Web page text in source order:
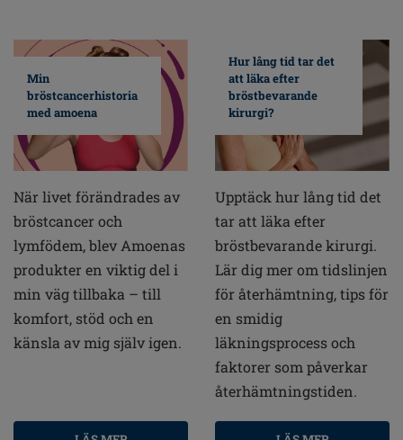
Min
bröstcancerhistoria
med amoena
När livet förändrades av
bröstcancer och
lymfödem, blev Amoenas
produkter en viktig del i
min väg tillbaka – till
komfort, stöd och en
känsla av mig själv igen.
Hur lång tid tar det
att läka efter
bröstbevarande
kirurgi?
Upptäck hur lång tid det
tar att läka efter
bröstbevarande kirurgi.
Lär dig mer om tidslinjen
för återhämtning, tips för
en smidig
läkningsprocess och
faktorer som påverkar
återhämtningstiden.